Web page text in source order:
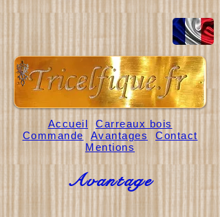
Accueil
Carreaux bois
Commande
Avantages
Contact
Mentions
Avantage